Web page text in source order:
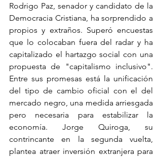
Rodrigo Paz, senador y candidato de la
Democracia Cristiana, ha sorprendido a
propios y extraños. Superó encuestas
que lo colocaban fuera del radar y ha
capitalizado el hartazgo social con una
propuesta de "capitalismo inclusivo".
Entre sus promesas está la unificación
del tipo de cambio oficial con el del
mercado negro, una medida arriesgada
pero necesaria para estabilizar la
economía. Jorge Quiroga, su
contrincante en la segunda vuelta,
plantea atraer inversión extranjera para